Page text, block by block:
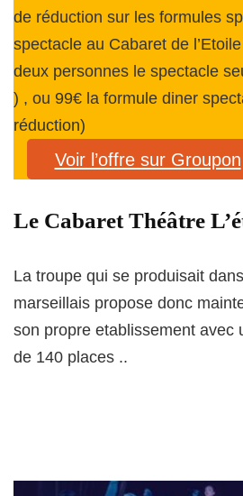
de réduction sur les formules
spectacle au Cabaret de
deux personnes le spectacle
) , ou 99€ la formule diner
réduction)
Voir l’offre sur Groupon
Le Cabaret Théâtre
La troupe qui se produisait
marseillais propose donc
son propre etablissement avec
de 140 places ..